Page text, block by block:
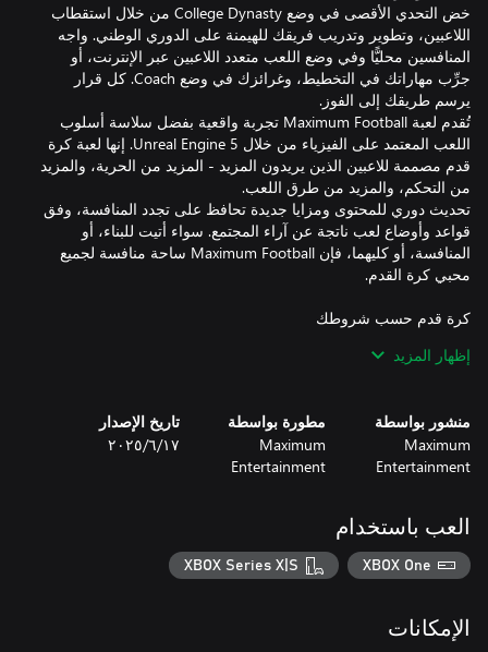
خض التحدي الأقصى في وضع College Dynasty من خلال استقطاب
اللاعبين، وتطوير وتدريب فريقك للهيمنة على الدوري الوطني. واجه
المنافسين محليًّا وفي وضع اللعب متعدد اللاعبين عبر الإنترنت، أو
جرِّب مهاراتك في التخطيط، وغرائزك في وضع Coach. كل قرار
تُقدم لعبة Maximum Football تجربة واقعية بفضل سلاسة أسلوب
اللعب المعتمد على الفيزياء من خلال Unreal Engine 5. إنها لعبة كرة
قدم مصممة للاعبين الذين يريدون المزيد - المزيد من الحرية، والمزيد
تحديث دوري للمحتوى ومزايا جديدة تحافظ على تجدد المنافسة، وفق
قواعد وأوضاع لعب ناتجة عن آراء المجتمع. سواء أتيت للبناء، أو
المنافسة، أو كليهما، فإن Maximum Football ساحة منافسة لجميع
ضُم اللاعبين المهرة، وطوِّر اللاعبين، ونافِس من أجل الفوز بالبطولات
استمتع بحماسة كل حركة مع العرقلة المبنية على قواعد الفيزياء
إظهار المزيد
منشور بواسطة
Maximum
Entertainment
مطورة بواسطة
Maximum
Entertainment
تاريخ الإصدار
١٧‏/٦‏/٢٠٢٥
العب باستخدام
XBOX One
XBOX Series X|S
الإمكانات